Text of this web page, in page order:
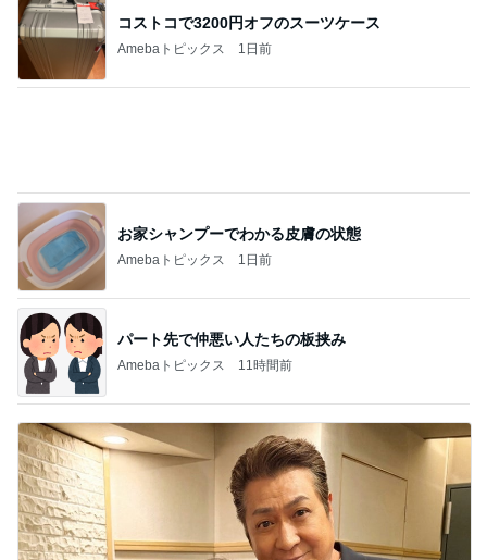
コストコで3200円オフのスーツケース
Amebaトピックス 1日前
パート先で仲悪い人たちの板挟み
Amebaトピックス 11時間前